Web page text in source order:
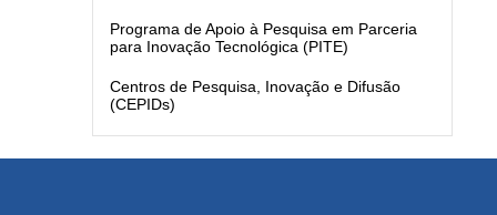
Programa de Apoio à Pesquisa em Parceria
para Inovação Tecnológica (PITE)
Centros de Pesquisa, Inovação e Difusão
(CEPIDs)